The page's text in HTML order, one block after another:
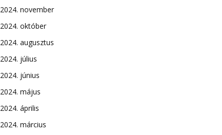
2024. november
2024. október
2024. augusztus
2024. július
2024. június
2024. május
2024. április
2024. március